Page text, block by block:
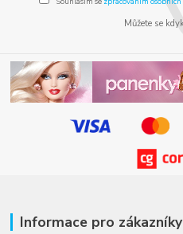
Můžete se
Informace pro zákazníky